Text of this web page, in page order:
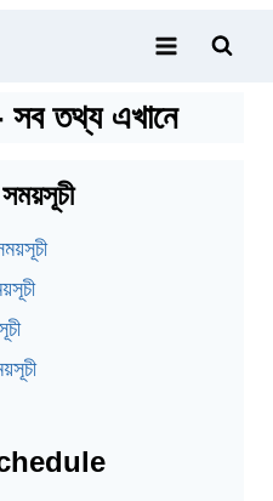
তথ্য এখানে